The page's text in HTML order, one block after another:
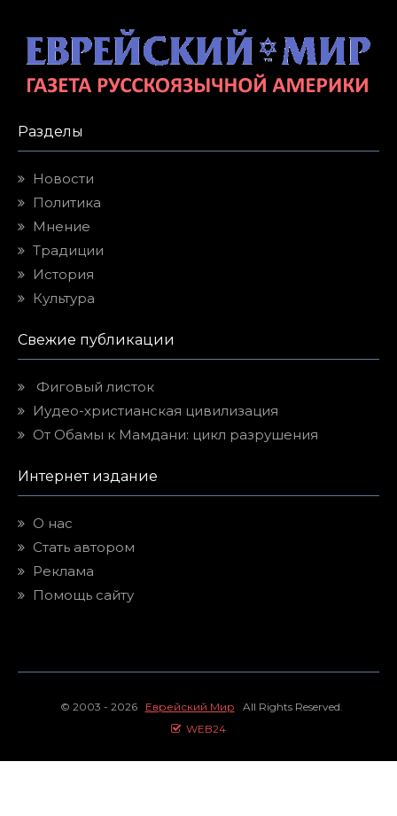
Разделы
Новости
Политика
Мнение
Традиции
История
Культура
Свежие публикации
Фиговый листок
Иудео-христианская цивилизация
От Обамы к Мамдани: цикл разрушения
Интернет издание
О нас
Стать автором
Реклама
Помощь сайту
© 2003 - 2026 Еврейский Мир All Rights Reserved.
WEB24